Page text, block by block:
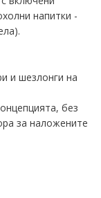
напитки -
и шезлонги на
без
за наложените